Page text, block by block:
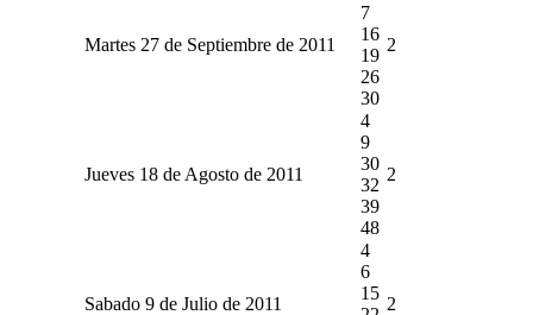
Martes 27 de Septiembre de 2011
7
16
19
26
30
2
Jueves 18 de Agosto de 2011
4
9
30
32
39
48
2
Sabado 9 de Julio de 2011
4
6
15
2